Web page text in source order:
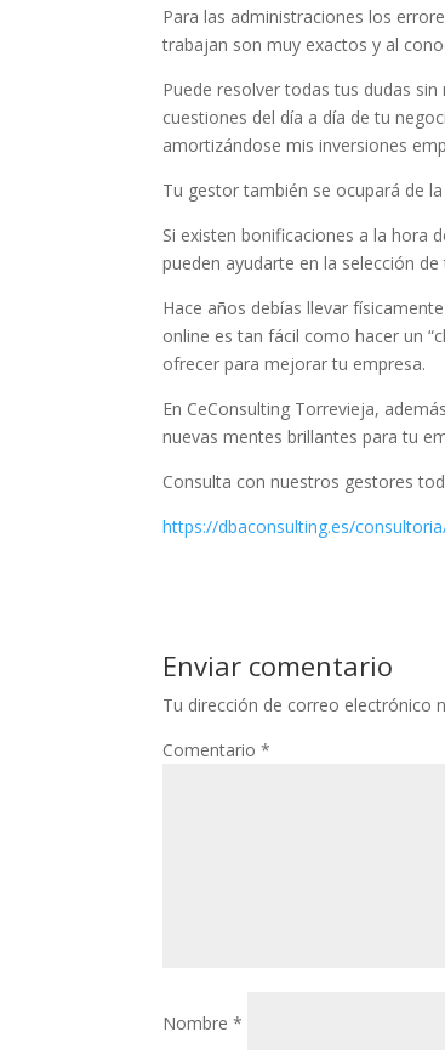
Para las administraciones los
trabajan son muy exactos y al
Puede resolver todas tus dudas
cuestiones del día a día de tu
amortizándose mis inversiones
Tu gestor también se ocupará de
Si existen bonificaciones a la hora
pueden ayudarte en la selección de
Hace años debías llevar
online es tan fácil como hacer un
ofrecer para mejorar tu empresa.
En CeConsulting Torrevieja,
nuevas mentes brillantes para tu
Consulta con nuestros gestores
https://dbaconsulting.es/
Enviar comentario
Tu dirección de correo electrónico
Comentario*
Nombre*